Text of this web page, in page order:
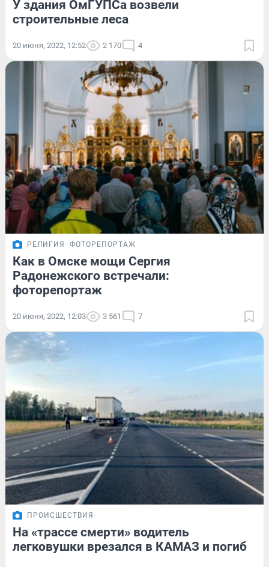
У здания ОмГУПСа возвели
строительные леса
20 июня, 2022, 12:52 2 170 4
РЕЛИГИЯ ФОТОРЕПОРТАЖ
Как в Омске мощи Сергия
Радонежского встречали:
фоторепортаж
20 июня, 2022, 12:03 3 561 7
ПРОИСШЕСТВИЯ
На «трассе смерти» водитель
легковушки врезался в КАМАЗ и погиб